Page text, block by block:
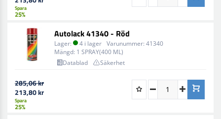
Spara
25%
Autolack 41340 - Röd
Lager: 4 i lager Varunummer: 41340
Mängd: 1 SPRAY(400 ML)
Datablad
Säkerhet
285,06 kr
213,80 kr
Spara
25%